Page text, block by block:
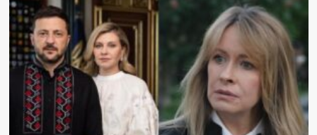
під
Вінницею
постраждали
пасажири
автомобіля